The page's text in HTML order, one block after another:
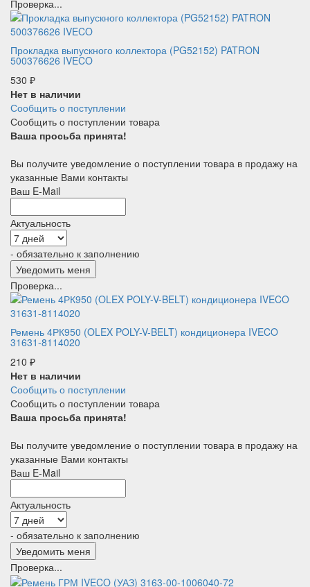
Проверка...
Прокладка выпускного коллектора (PG52152) PATRON
500376626 IVECO
530 ₽
Нет в наличии
Сообщить о поступлении
Сообщить о поступлении товара
Ваша просьба принята!
Вы получите уведомление о поступлении товара в продажу на
указанные Вами контакты
Ваш E-Mail
Актуальность
- обязательно к заполнению
Проверка...
Ремень 4РК950 (OLEX POLY-V-BELT) кондиционера IVECO
31631-8114020
210 ₽
Нет в наличии
Сообщить о поступлении
Сообщить о поступлении товара
Ваша просьба принята!
Вы получите уведомление о поступлении товара в продажу на
указанные Вами контакты
Ваш E-Mail
Актуальность
- обязательно к заполнению
Проверка...